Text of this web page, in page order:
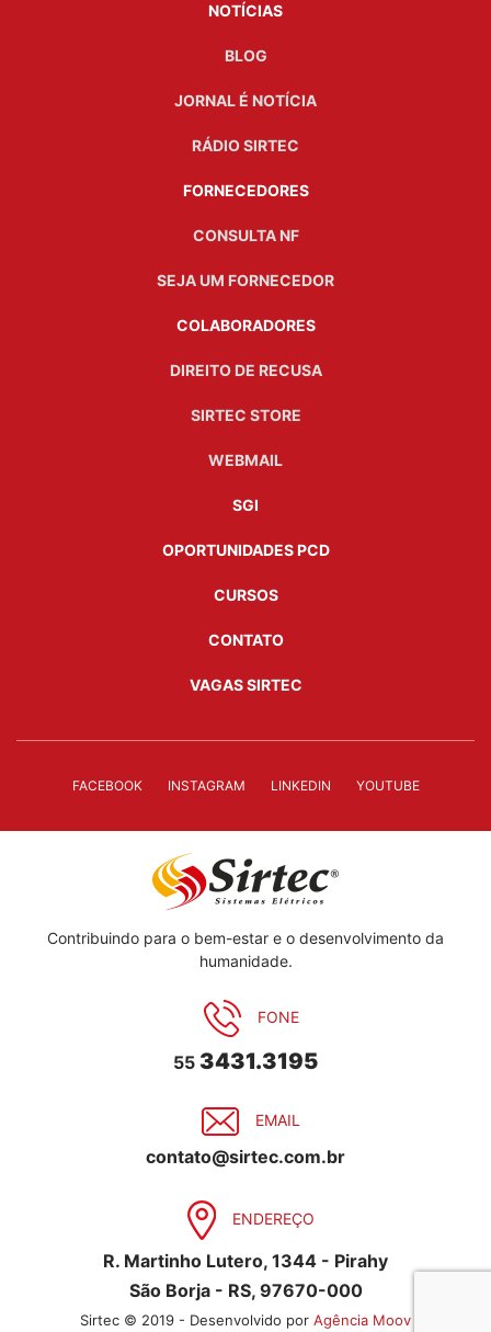
NOTÍCIAS
BLOG
JORNAL É NOTÍCIA
RÁDIO SIRTEC
FORNECEDORES
CONSULTA NF
SEJA UM FORNECEDOR
COLABORADORES
DIREITO DE RECUSA
SIRTEC STORE
WEBMAIL
SGI
OPORTUNIDADES PCD
CURSOS
CONTATO
VAGAS SIRTEC
FACEBOOK INSTAGRAM LINKEDIN YOUTUBE
Contribuindo para o bem-estar e o desenvolvimento da
humanidade.
FONE
55 3431.3195
EMAIL
contato@sirtec.com.br
ENDEREÇO
R. Martinho Lutero, 1344 - Pirahy
São Borja - RS, 97670-000
Sirtec © 2019 - Desenvolvido por Agência Moov